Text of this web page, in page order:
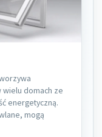
wielu domach ze
energetyczną.
mogą